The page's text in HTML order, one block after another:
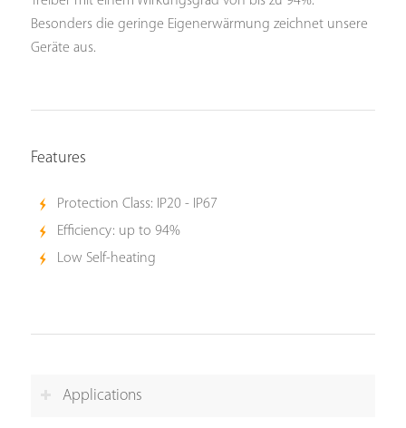
Besonders die geringe Eigenerwärmung zeichnet unsere
Geräte aus.
Features
Protection Class: IP20 - IP67
Efficiency: up to 94%
Low Self-heating
Applications